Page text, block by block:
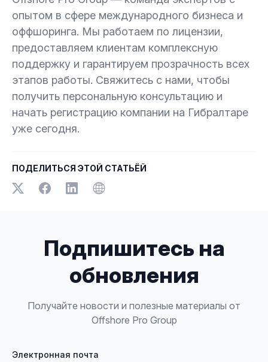
опытом в сфере международного бизнеса и
оффшоринга. Мы работаем по лицензии,
предоставляем клиентам комплексную
поддержку и гарантируем прозрачность всех
этапов работы. Свяжитесь с нами, чтобы
получить персональную консультацию и
начать регистрацию компании на Гибралтаре
уже сегодня.
ПОДЕЛИТЬСЯ ЭТОЙ СТАТЬЁЙ
Подпишитесь на
обновления
Получайте новости и полезные материалы от
Offshore Pro Group
Электронная почта